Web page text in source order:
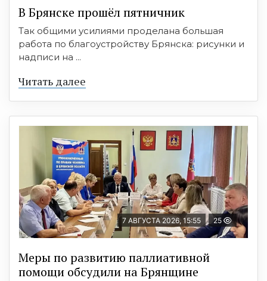
В Брянске прошёл пятничник
Так общими усилиями проделана большая
работа по благоустройству Брянска: рисунки и
надписи на ...
Читать далее
7 АВГУСТА 2026, 15:55 25
Меры по развитию паллиативной
помощи обсудили на Брянщине